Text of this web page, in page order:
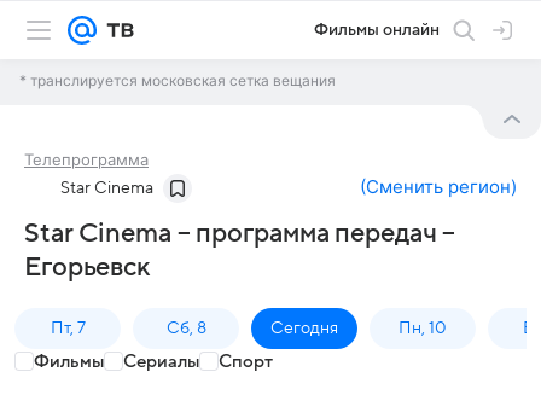
Фильмы онлайн
* транслируется московская сетка вещания
Телепрограмма
Star Cinema (Сменить регион)
Star Cinema – программа передач –
Егорьевск
Пт, 7 Сб, 8 Сегодня Пн, 10
Фильмы Сериалы Спорт